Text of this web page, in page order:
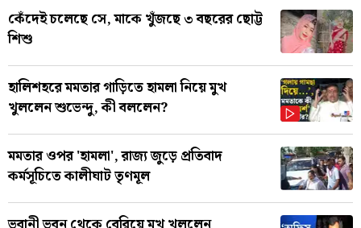
কেঁদেই চলেছে সে, মাকে খুঁজছে ৩ বছরের ছোট্ট
শিশু
হালিশহরে মমতার গাড়িতে হামলা নিয়ে মুখ
খুললেন শুভেন্দু, কী বললেন?
মমতার ওপর 'হামলা', রাজ্য জুড়ে প্রতিবাদ
কর্মসূচিতে কালীঘাট তৃণমূল